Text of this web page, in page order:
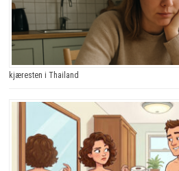
kjæresten i Thailand